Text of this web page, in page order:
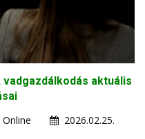
aktuális
2026.02.25.